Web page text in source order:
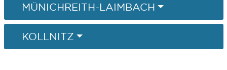
MÜNICHREITH-LAIMBACH
KOLLNITZ